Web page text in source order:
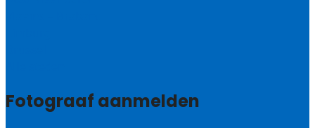
Fotograaf aanmelden